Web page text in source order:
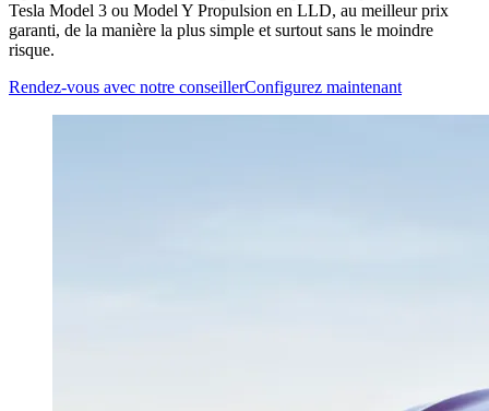
Tesla Model 3 ou Model Y Propulsion en LLD, au meilleur prix
garanti, de la manière la plus simple et surtout sans le moindre
risque.
Rendez-vous avec notre conseillerConfigurez maintenant